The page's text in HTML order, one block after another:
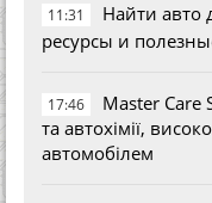
11:31
Найти авто
ресурсы и
17:46
Master Care
та автохімії,
автомобілем